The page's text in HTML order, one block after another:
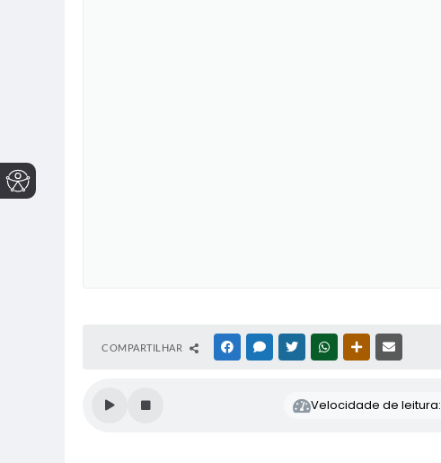
COMPARTILHAR FACEBOOKMESSENGER
TWITTERWHATSAPPOUTRAS MÍDIAS
Velocidade de leitura: